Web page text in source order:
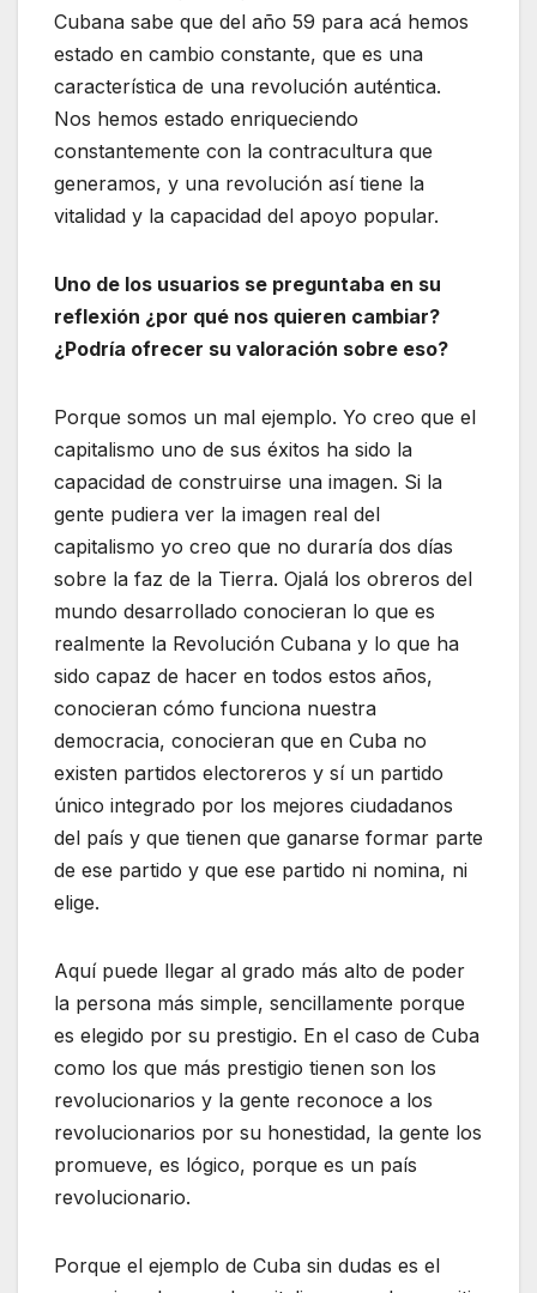
Cubana sabe que del año 59 para acá hemos
estado en cambio constante, que es una
característica de una revolución auténtica.
Nos hemos estado enriqueciendo
constantemente con la contracultura que
generamos, y una revolución así tiene la
vitalidad y la capacidad del apoyo popular.
Uno de los usuarios se preguntaba en su
reflexión ¿por qué nos quieren cambiar?
¿Podría ofrecer su valoración sobre eso?
Porque somos un mal ejemplo. Yo creo que el
capitalismo uno de sus éxitos ha sido la
capacidad de construirse una imagen. Si la
gente pudiera ver la imagen real del
capitalismo yo creo que no duraría dos días
sobre la faz de la Tierra. Ojalá los obreros del
mundo desarrollado conocieran lo que es
realmente la Revolución Cubana y lo que ha
sido capaz de hacer en todos estos años,
conocieran cómo funciona nuestra
democracia, conocieran que en Cuba no
existen partidos electoreros y sí un partido
único integrado por los mejores ciudadanos
del país y que tienen que ganarse formar parte
de ese partido y que ese partido ni nomina, ni
elige.
Aquí puede llegar al grado más alto de poder
la persona más simple, sencillamente porque
es elegido por su prestigio. En el caso de Cuba
como los que más prestigio tienen son los
revolucionarios y la gente reconoce a los
revolucionarios por su honestidad, la gente los
promueve, es lógico, porque es un país
revolucionario.
Porque el ejemplo de Cuba sin dudas es el